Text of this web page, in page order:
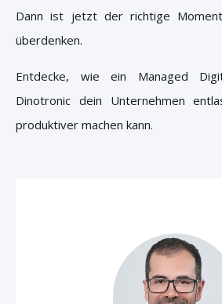
Dann ist jetzt der richtige
überdenken.
Entdecke, wie ein Managed
Dinotronic dein Unternehmen
produktiver machen kann.